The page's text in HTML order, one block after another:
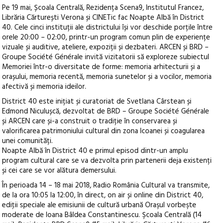
Pe 19 mai, Școala Centrală, Rezidența Scena9, Institutul Francez,
Librăria Cărturești Verona și CINETic fac Noapte Albă în District
40. Cele cinci instituții ale districtului își vor deschide porțile între
orele 20:00 – 02:00, printr-un program comun plin de experiențe
vizuale și auditive, ateliere, expoziții și dezbateri. ARCEN și BRD –
Groupe Société Générale invită vizitatorii să exploreze subiectul
Memoriei într-o diversitate de forme: memoria arhitecturii și a
orașului, memoria recentă, memoria sunetelor și a vocilor, memoria
afectivă și memoria ideilor.
District 40 este inițiat și curatoriat de Svetlana Cârstean și
Edmond Niculușcă, dezvoltat de BRD – Groupe Société Générale
și ARCEN care și-a construit o tradiție în conservarea și
valorificarea patrimoniului cultural din zona Icoanei și coagularea
unei comunități.
Noapte Albă în District 40 e primul episod dintr-un amplu
program cultural care se va dezvolta prin partenerii deja existenți
și cei care se vor alătura demersului.
În perioada 14 – 18 mai 2018, Radio România Cultural va transmite,
de la ora 10:05 la 12:00, în direct, on air și online din District 40,
ediţii speciale ale emisiunii de cultură urbană Oraşul vorbeşte
moderate de Ioana Bâldea Constantinescu. Şcoala Centrală (14